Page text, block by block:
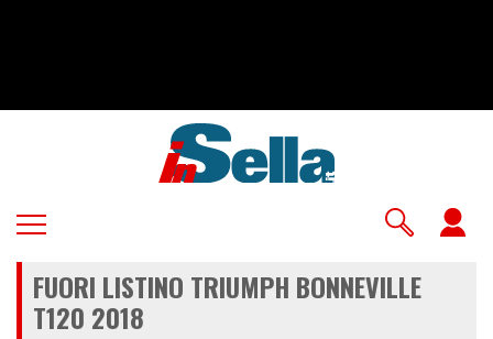
FUORI LISTINO TRIUMPH BONNEVILLE
T120 2018